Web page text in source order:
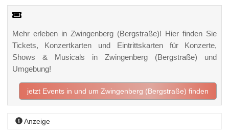
Mehr erleben in Zwingenberg (Bergstraße)! Hier finden Sie
Tickets, Konzertkarten und Eintrittskarten für Konzerte,
Shows & Musicals in Zwingenberg (Bergstraße) und
Umgebung!
jetzt Events in und um Zwingenberg (Bergstraße) finden
Anzeige